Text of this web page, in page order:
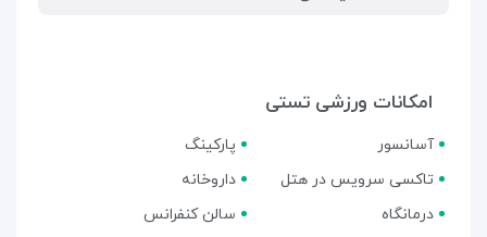
امکانات ورزشی تستی
آسانسور
پارکینگ
تاکسی سرویس در هتل
داروخانه
درمانگاه
سالن کنفرانس